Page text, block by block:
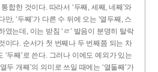
합한 것이다. 따라서 ‘두째, 세째, 네째’와
, ‘두째’가 다른 수 뒤에 오는 ‘열두째, 스
였는데, 이는 받침 ‘ㄹ’ 발음이 분명히 탈락
이다. 순서가 첫 번째나 두 번째쯤 되는 차
‘두째’로 쓴다. 그러나 이에도 예외가 있는
두 개째’의 의미로 쓰일 때에는 ‘열둘째’가